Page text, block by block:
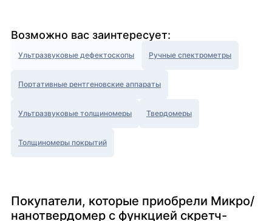
Возможно вас заинтересует:
Ультразвуковые дефектоскопы Ручные спектрометры
Портативные рентгеновские аппараты
Ультразвуковые толщиномеры Твердомеры
Толщиномеры покрытий
Покупатели, которые приобрели Микро/
нанотвердомер с функцией скретч-